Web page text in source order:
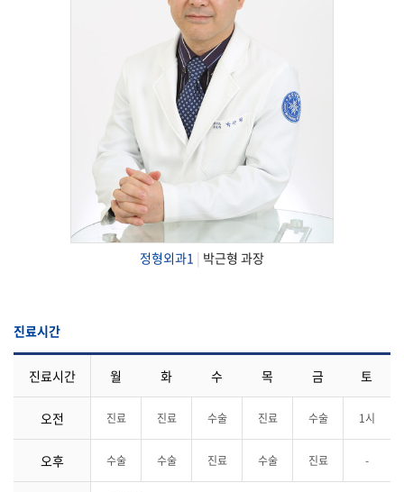
정형외과1 | 박근형 과장
진료시간
진료시간 월 화 수 목 금 토
오전 진료 진료 수술 진료 수술 1시
오후 수술 수술 진료 수술 진료 -